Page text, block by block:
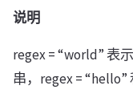
说明
regex = “world” 表
串，regex = “hello”